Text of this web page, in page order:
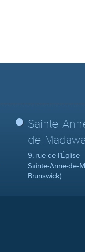
Sainte-
de-
9, rue de l’Église
Sainte-Anne-de-
Brunswick)